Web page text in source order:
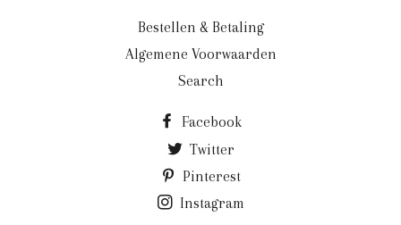
Bestellen & Betaling
Algemene Voorwaarden
Search
Facebook
Twitter
Pinterest
Instagram